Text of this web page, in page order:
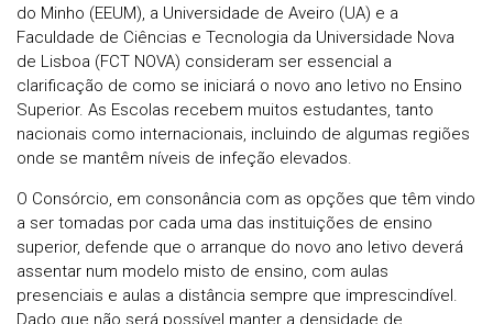
do Minho (EEUM), a Universidade de Aveiro (UA) e a
Faculdade de Ciências e Tecnologia da Universidade Nova
de Lisboa (FCT NOVA) consideram ser essencial a
clarificação de como se iniciará o novo ano letivo no Ensino
Superior. As Escolas recebem muitos estudantes, tanto
nacionais como internacionais, incluindo de algumas regiões
onde se mantêm níveis de infeção elevados.
O Consórcio, em consonância com as opções que têm vindo
a ser tomadas por cada uma das instituições de ensino
superior, defende que o arranque do novo ano letivo deverá
assentar num modelo misto de ensino, com aulas
presenciais e aulas a distância sempre que imprescindível.
Dado que não será possível manter a densidade de